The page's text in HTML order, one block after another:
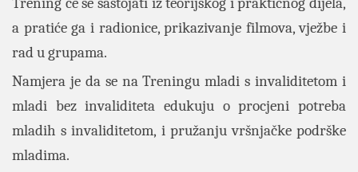
a pratiće ga i radionice, prikazivanje filmova, vježbe i
rad u grupama.
Namjera je da se na Treningu mladi s invaliditetom i
mladi bez invaliditeta edukuju o procjeni potreba
mladih s invaliditetom, i pružanju vršnjačke podrške
mladima.